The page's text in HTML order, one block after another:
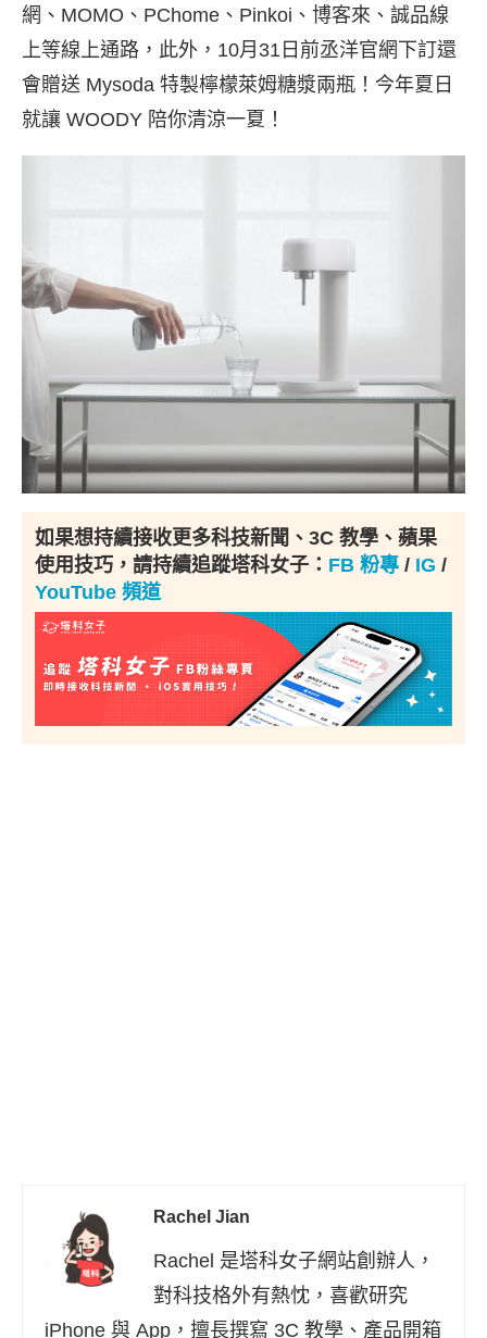
網、MOMO、PChome、Pinkoi、博客來、誠品線
上等線上通路，此外，10月31日前丞洋官網下訂還
會贈送 Mysoda 特製檸檬萊姆糖漿兩瓶！今年夏日
就讓 WOODY 陪你清涼一夏！
如果想持續接收更多科技新聞、3C 教學、蘋果
使用技巧，請持續追蹤塔科女子： FB 粉專 / IG /
YouTube 頻道
Rachel Jian
Rachel 是塔科女子網站創辦人，
對科技格外有熱忱，喜歡研究
iPhone 與 App，擅長撰寫 3C 教學、產品開箱